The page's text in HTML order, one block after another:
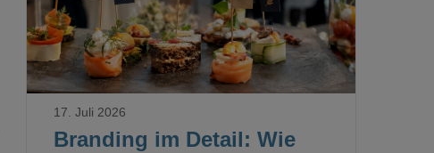
Branding im Detail: Wie
17. Juli 2026